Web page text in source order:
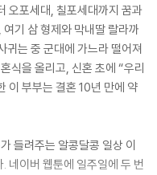
오포세대, 칠포세대까지 꿈과
기 삼 형제와 막내딸 랄라까
귀는 중 군대에 가느라 떨어져
식을 올리고, 신혼 초에 “우리
이 부부는 결혼 10년 만에 약
들려주는 알콩달콩 일상 이
. 네이버 웹툰에 일주일에 두 번